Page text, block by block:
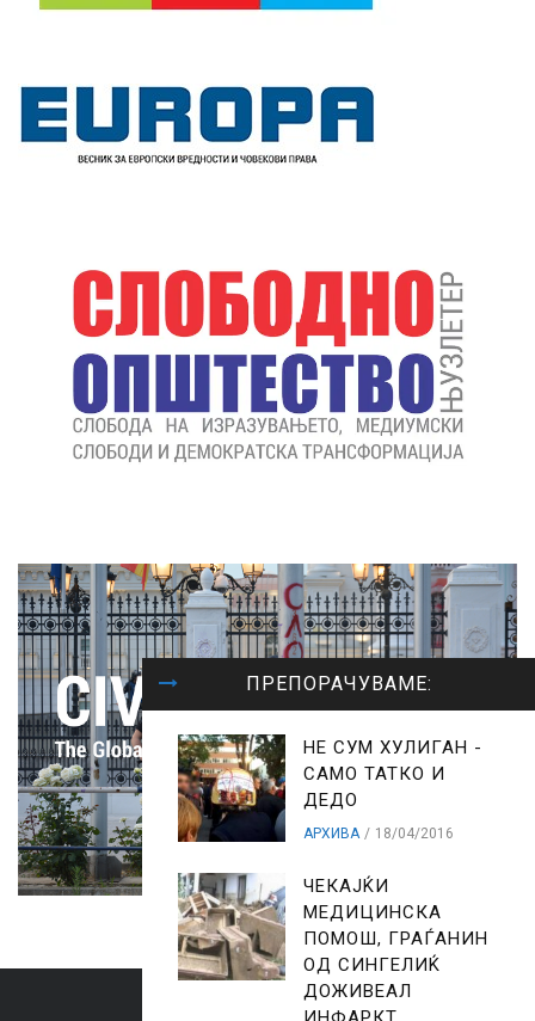
ПРЕПОРАЧУВАМЕ:
НЕ СУМ ХУЛИГАН -
САМО ТАТКО И
ДЕДО
АРХИВА 18/04/2016
ЧЕКАЈЌИ
МЕДИЦИНСКА
ПОМОШ, ГРАЃАНИН
ОД СИНГЕЛИЌ
ДОЖИВЕАЛ